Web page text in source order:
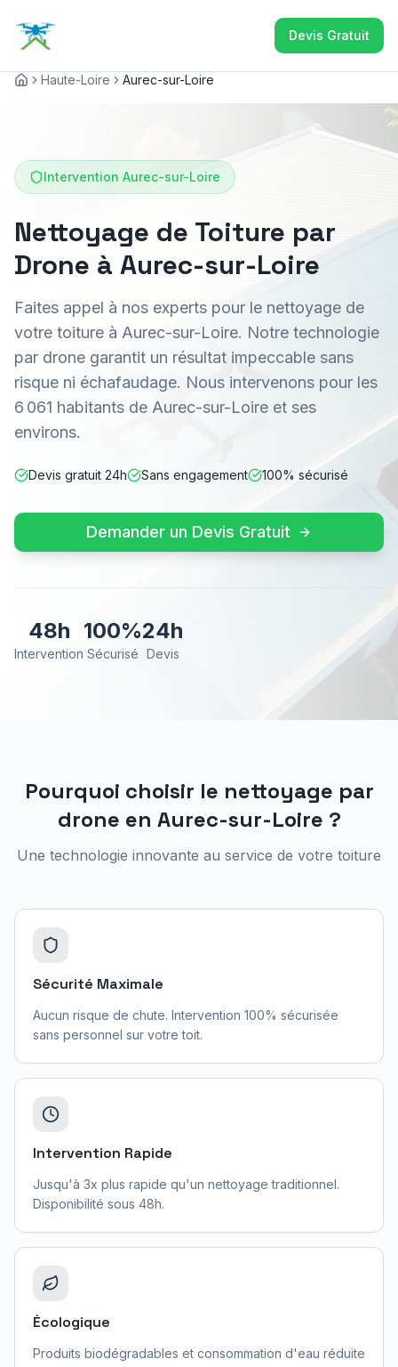
Devis Gratuit
AccueilHaute-Loire Aurec-sur-Loire
Intervention Aurec-sur-Loire
Nettoyage de Toiture par
Drone à Aurec-sur-Loire
Faites appel à nos experts pour le nettoyage de
votre toiture à Aurec-sur-Loire. Notre technologie
par drone garantit un résultat impeccable sans
risque ni échafaudage. Nous intervenons pour les
6 061 habitants de Aurec-sur-Loire et ses
environs.
Devis gratuit 24h Sans engagement 100% sécurisé
Demander un Devis Gratuit
48h
Intervention
100%
Sécurisé
24h
Devis
Pourquoi choisir le nettoyage par
drone en Aurec-sur-Loire ?
Une technologie innovante au service de votre toiture
Sécurité Maximale
Aucun risque de chute. Intervention 100% sécurisée
sans personnel sur votre toit.
Intervention Rapide
Jusqu'à 3x plus rapide qu'un nettoyage traditionnel.
Disponibilité sous 48h.
Écologique
Produits biodégradables et consommation d'eau réduite